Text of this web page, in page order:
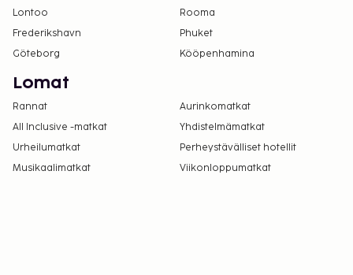
Lontoo
Rooma
Frederikshavn
Phuket
Göteborg
Kööpenhamina
Lomat
Rannat
Aurinkomatkat
All Inclusive -matkat
Yhdistelmämatkat
Urheilumatkat
Perheystävälliset hotellit
Musikaalimatkat
Viikonloppumatkat